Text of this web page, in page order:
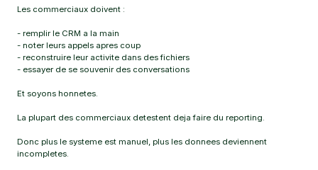
Les commerciaux doivent :
- remplir le CRM a la main
- noter leurs appels apres coup
- reconstruire leur activite dans des fichiers
- essayer de se souvenir des conversations
Et soyons honnetes.
La plupart des commerciaux detestent deja faire du reporting.
Donc plus le systeme est manuel, plus les donnees deviennent
incompletes.